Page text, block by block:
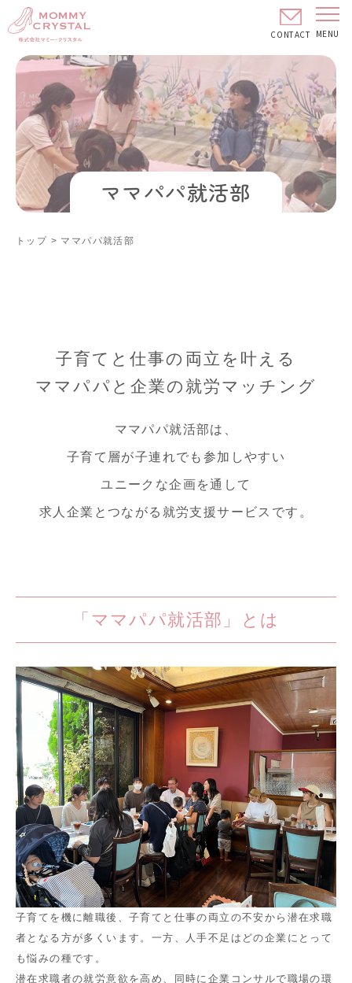
CONTACT MENU
ママパパ就活部
トップ > ママパパ就活部
子育てと仕事の両立を叶える
ママパパと企業の就労マッチング
ママパパ就活部は、
子育て層が子連れでも参加しやすい
ユニークな企画を通して
求人企業とつながる就労支援サービスです。
「ママパパ就活部」とは
子育てを機に離職後、子育てと仕事の両立の不安から潜在求職
者となる方が多くいます。一方、人手不足はどの企業にとって
も悩みの種です。
潜在求職者の就労意欲を高め、同時に企業コンサルで職場の環